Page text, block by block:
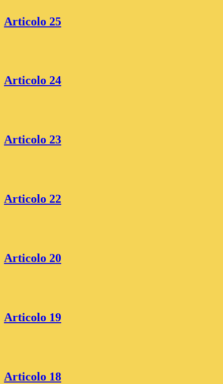
Articolo 25
Articolo 24
Articolo 23
Articolo 22
Articolo 20
Articolo 19
Articolo 18